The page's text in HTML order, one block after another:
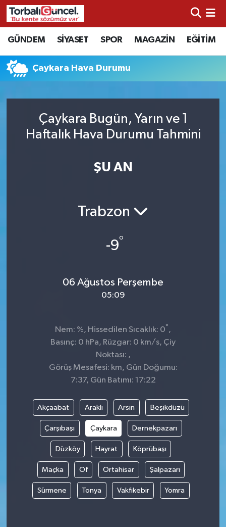
GÜNDEM SİYASET SPOR MAGAZİN EĞİTİM
Çaykara Hava Durumu
Çaykara Bugün, Yarın ve 1
Haftalık Hava Durumu Tahmini
ŞU AN
Trabzon
-9°
06 Ağustos Perşembe
05:09
Nem: %, Hissedilen Sıcaklık: 0° ,
Basınç: 0 hPa, Rüzgar: 0 km/s, Çiy
Noktası: ,
Görüş Mesafesi: km, Gün Doğumu:
7:37, Gün Batımı: 17:22
Akçaabat Araklı Arsin Beşikdüzü
Çarşıbaşı Çaykara Dernekpazarı
Düzköy Hayrat Köprübaşı
Maçka Of Ortahisar Şalpazarı
Sürmene Tonya Vakfıkebir Yomra
İzmir Nöbetçi Eczaneler
İzmir Hava Durumu
İzmir Trafik Yoğunluk Haritası
Süper Lig Puan Durumu ve Fikstür